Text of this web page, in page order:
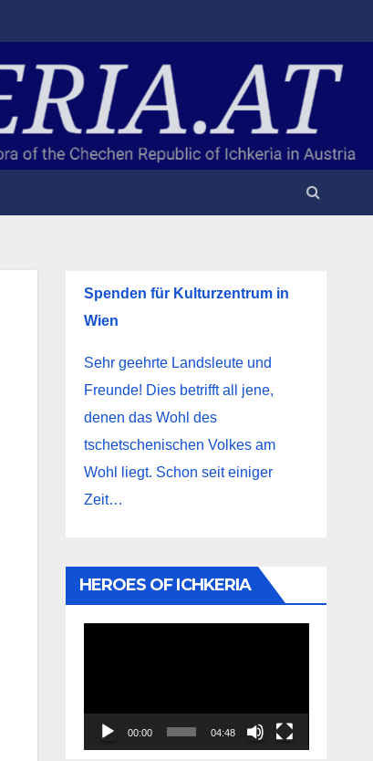
Spenden für Kulturzentrum in
Wien
Sehr geehrte Landsleute und
Freunde! Dies betrifft all jene,
denen das Wohl des
tschetschenischen Volkes am
Wohl liegt. Schon seit einiger
Zeit…
HEROES OF ICHKERIA
00:00 04:48